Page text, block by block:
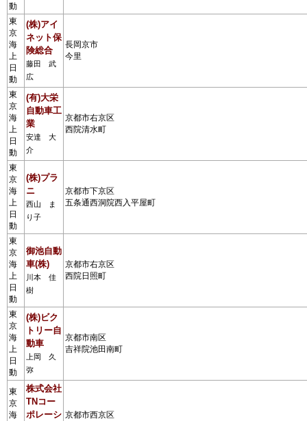
動
東
京
海
上
日
動
(株)アイ
ネット保
険総合
藤田 武
広
長岡京市
今里
東
京
海
上
日
動
(有)大栄
自動車工
業
安達 大
介
京都市右京区
西院清水町
東
京
海
上
日
動
(株)プラ
ニ
西山 ま
り子
京都市下京区
五条通西洞院西入平屋町
東
京
海
上
日
動
御池自動
車(株)
川本 佳
樹
京都市右京区
西院日照町
東
京
海
上
日
動
(株)ビク
トリー自
動車
上岡 久
弥
京都市南区
吉祥院池田南町
東
京
海
株式会社
TNコー
ポレーシ 京都市西京区